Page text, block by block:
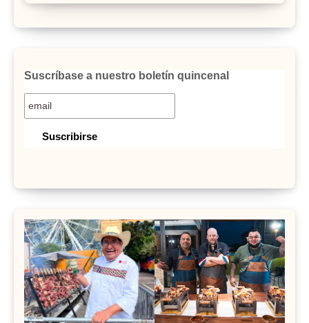
Suscríbase a nuestro boletín quincenal